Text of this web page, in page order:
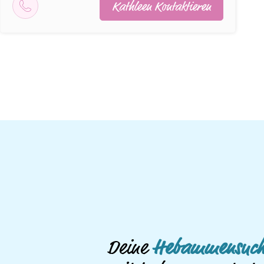
Kathleen Kontaktieren
Deine